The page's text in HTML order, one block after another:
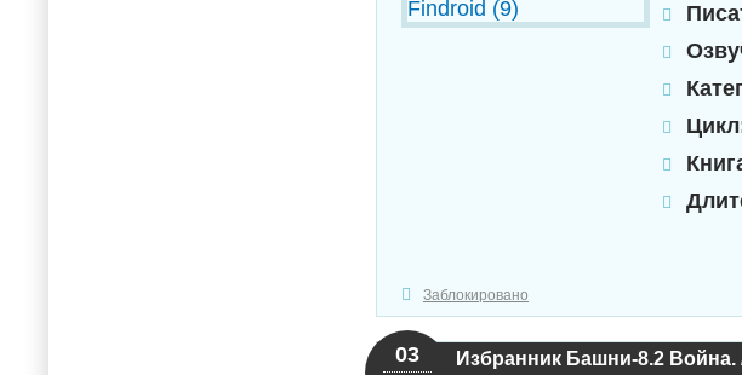
Заблокировано
Избранник Башни-8.2 Война.
03